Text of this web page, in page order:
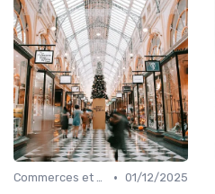
Commerces et Retail • 01/12/2025